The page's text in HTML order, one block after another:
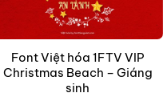
Font Việt hóa 1FTV VIP
Christmas Beach – Giáng
sinh